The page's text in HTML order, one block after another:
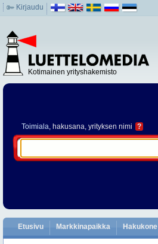
Kirjaudu
Kotimainen yrityshakemisto
Toimiala, hakusana, yrityksen nimi ?
Etusivu Markkinapaikka Hakukone